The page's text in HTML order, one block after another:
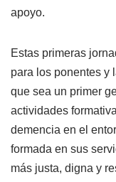
apoyo.
Estas primeras
para los ponentes y
que sea un primer
actividades
demencia en el
formada en sus
más justa, digna y